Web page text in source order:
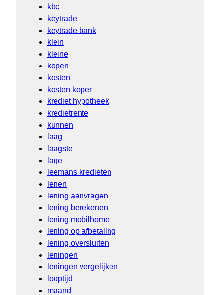
kbc
keytrade
keytrade bank
klein
kleine
kopen
kosten
kosten koper
krediet hypotheek
kredietrente
kunnen
laag
laagste
lage
leemans kredieten
lenen
lening aanvragen
lening berekenen
lening mobilhome
lening op afbetaling
lening oversluiten
leningen
leningen vergelijken
looptijd
maand